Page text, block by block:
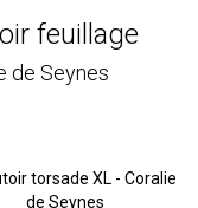
feuillage
de Seynes